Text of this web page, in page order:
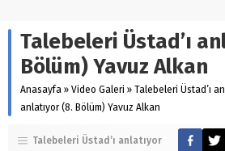
Talebeleri Üstad’ı
Bölüm) Yavuz Alkan
Anasayfa » Video Galeri » Talebeleri Üstad’ı
anlatıyor (8. Bölüm) Yavuz Alkan
Talebeleri Üstad’ı anlatıyor